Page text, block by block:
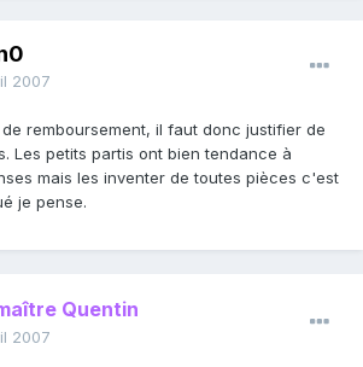
2007
remboursement, il faut donc justifier de
Les petits partis ont bien tendance à
mais les inventer de toutes pièces c'est
je pense.
Quentin
2007